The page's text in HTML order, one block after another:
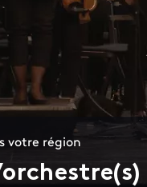
votre région